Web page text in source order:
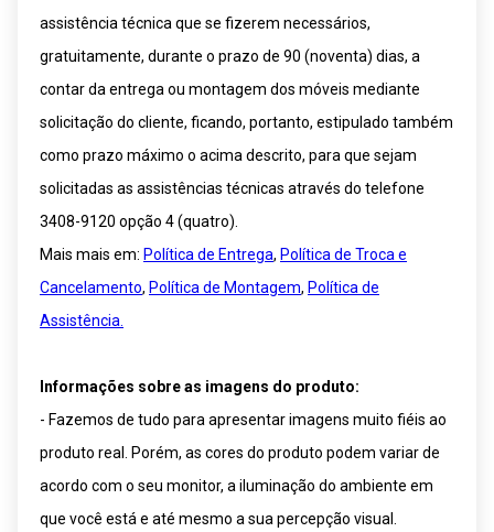
assistência técnica que se fizerem necessários,
gratuitamente, durante o prazo de 90 (noventa) dias, a
contar da entrega ou montagem dos móveis mediante
solicitação do cliente, ficando, portanto, estipulado também
como prazo máximo o acima descrito, para que sejam
solicitadas as assistências técnicas através do telefone
3408-9120 opção 4 (quatro).
Mais mais em: Política de Entrega, Política de Troca e
Cancelamento, Política de Montagem, Política de
Assistência.
Informações sobre as imagens do produto:
- Fazemos de tudo para apresentar imagens muito fiéis ao
produto real. Porém, as cores do produto podem variar de
acordo com o seu monitor, a iluminação do ambiente em
que você está e até mesmo a sua percepção visual.